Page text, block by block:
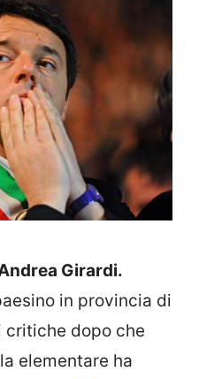
Girardi.
in provincia di
critiche dopo che
elementare ha